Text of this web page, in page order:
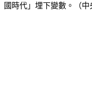
國時代」埋下變數。（中